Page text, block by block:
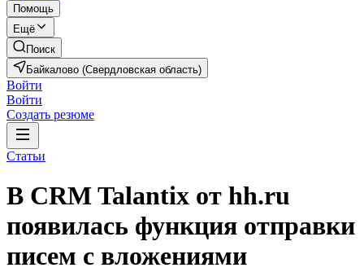
Помощь
Ещё
Поиск
Байкалово (Свердловская область)
Войти
Войти
Создать резюме
Статьи
В CRM Talantix от hh.ru
появилась функция отправки
писем с вложениями